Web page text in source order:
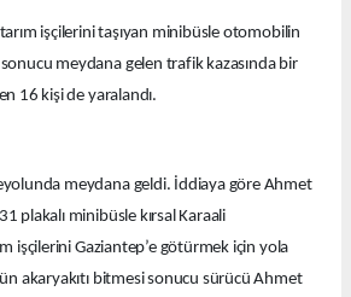
işçilerini taşıyan minibüsle otomobilin
sonucu meydana gelen trafik kazasında bir
16 kişi de yaralandı.
meydana geldi. İddiaya göre Ahmet
plakalı minibüsle kırsal Karaali
işçilerini Gaziantep’e götürmek için yola
akaryakıtı bitmesi sonucu sürücü Ahmet